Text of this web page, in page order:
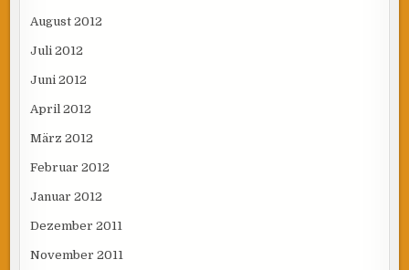
August 2012
Juli 2012
Juni 2012
April 2012
März 2012
Februar 2012
Januar 2012
Dezember 2011
November 2011